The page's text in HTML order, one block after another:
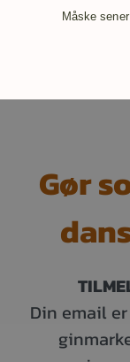
Gør
Din email
Måske